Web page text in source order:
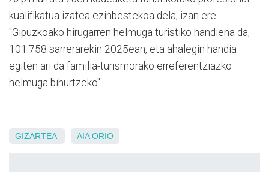
kualifikatua izatea ezinbestekoa dela, izan ere
"Gipuzkoako hirugarren helmuga turistiko handiena da,
101.758 sarrerarekin 2025ean, eta ahalegin handia
egiten ari da familia-turismorako erreferentziazko
helmuga bihurtzeko".
GIZARTEA AIA ORIO